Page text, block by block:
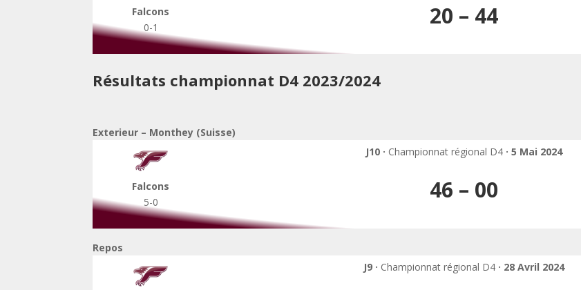
Falcons
0-1
20 – 44
Résultats championnat D4 2023/2024
Exterieur – Monthey (Suisse)
Falcons
5-0
J10 · Championnat régional D4 · 5 Mai 2024
46 – 00
Repos
J9 · Championnat régional D4 · 28 Avril 2024